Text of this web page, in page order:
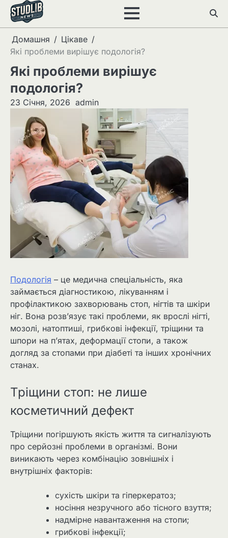
Перейти
вмісту
Домашня
Цікаве
Які проблеми вирішує подологія?
Які проблеми вирішує
подологія?
23 Січня, 2026 admin
Подологія – це медична спеціальність, яка
займається діагностикою, лікуванням і
профілактикою захворювань стоп, нігтів та шкіри
ніг. Вона розв’язує такі проблеми, як врослі нігті,
мозолі, натоптиші, грибкові інфекції, тріщини та
шпори на п’ятах, деформації стопи, а також
догляд за стопами при діабеті та інших хронічних
станах.
Тріщини стоп: не лише
косметичний дефект
Тріщини погіршують якість життя та сигналізують
про серйозні проблеми в організмі. Вони
виникають через комбінацію зовнішніх і
внутрішніх факторів:
сухість шкіри та гіперкератоз;
носіння незручного або тісного взуття;
надмірне навантаження на стопи;
грибкові інфекції;